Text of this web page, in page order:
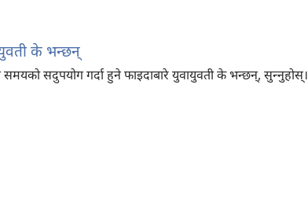
के भन्छन्‌
समयको सदुपयोग गर्दा हुने फाइदाबारे युवायुवती के भन्छन्‌, सुन्‍नुहोस्‌।